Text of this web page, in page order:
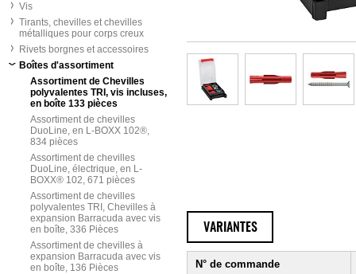
Vis
Tirants, chevilles et chevilles
métalliques pour corps creux
Rivets borgnes et accessoires
Boîtes d'assortiment
Assortiment de Chevilles
polyvalentes TRI, vis incluses,
en boîte 133 pièces
Assortiment de chevilles
DuoLine, en L-BOXX 102®,
834 pièces
Assortiment de chevilles
DuoLine, électrique, en L-
BOXX® 102, 671 pièces
Assortiment de chevilles
polyvalentes TRI, Chevilles à
expansion Barracuda avec vis
en boîte, 336 Pièces
Assortiment de chevilles à
expansion Barracuda avec vis
en boîte, 136 Pièces
VARIANTES
N° de commande